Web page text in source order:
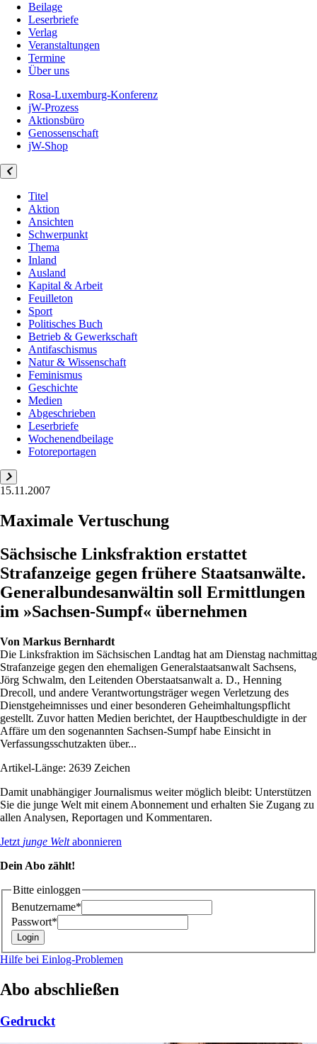
Beilage
Leserbriefe
Verlag
Veranstaltungen
Termine
Über uns
Rosa-Luxemburg-Konferenz
jW-Prozess
Aktionsbüro
Genossenschaft
jW-Shop
Titel
Aktion
Ansichten
Schwerpunkt
Thema
Inland
Ausland
Kapital & Arbeit
Feuilleton
Sport
Politisches Buch
Betrieb & Gewerkschaft
Antifaschismus
Natur & Wissenschaft
Feminismus
Geschichte
Medien
Abgeschrieben
Leserbriefe
Wochenendbeilage
Fotoreportagen
15.11.2007
Maximale Vertuschung
Sächsische Linksfraktion erstattet
Strafanzeige gegen frühere Staatsanwälte.
Generalbundesanwältin soll Ermittlungen
im »Sachsen-Sumpf« übernehmen
Von Markus Bernhardt
Die Linksfraktion im Sächsischen Landtag hat am Dienstag nachmittag
Strafanzeige gegen den ehemaligen Generalstaatsanwalt Sachsens,
Jörg Schwalm, den Leitenden Oberstaatsanwalt a. D., Henning
Drecoll, und andere Verantwortungsträger wegen Verletzung des
Dienstgeheimnisses und einer besonderen Geheimhaltungspflicht
gestellt. Zuvor hatten Medien berichtet, der Hauptbeschuldigte in der
Affäre um den sogenannten Sachsen-Sumpf habe Einsicht in
Verfassungsschutzakten über...
Artikel-Länge: 2639 Zeichen
Damit unabhängiger Journalismus weiter möglich bleibt: Unterstützen
Sie die junge Welt mit einem Abonnement und erhalten Sie Zugang zu
allen Analysen, Reportagen und Kommentaren.
Jetzt junge Weltabonnieren
Dein Abo zählt!
Bitte einloggen
Benutzername*
Passwort*
Hilfe bei Einlog-Problemen
Abo abschließen
Gedruckt